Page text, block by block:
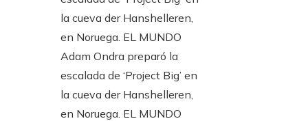
Adam Ondra preparó la
escalada de ‘Project Big’ en
la cueva der Hanshelleren,
en Noruega. EL MUNDO